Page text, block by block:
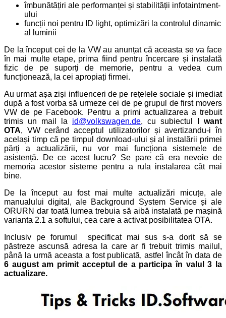
îmbunătățiri ale performanței și stabilității infotaintment-
ului
funcții noi pentru ID light, optimizări la controlul dinamic
al luminii
De la început cei de la VW au anunțat că aceasta se va face
în mai multe etape, prima fiind pentru încercare și instalată
fizic de pe suporți de memorie, pentru a vedea cum
funcționează, la cei apropiați firmei.
Au urmat așa ziși influenceri de pe rețelele sociale și imediat
după a fost vorba să urmeze cei de pe grupul de first movers
VW de pe Facebook. Pentru a primi actualizarea a trebuit
trimis un mail la id@volkswagen.de, cu subiectul
I want
OTA, VW cerând acceptul utilizatorilor și avertizandu-i în
același timp că pe timpul download-ului și al instalării primei
părți a actualizării, nu vor mai funcționa sistemele de
asistență. De ce acest lucru? Se pare că era nevoie de
memoria acestor sisteme pentru a rula instalarea cât mai
bine.
De la început au fost mai multe actualizări micuțe, ale
manualului digital, ale Background System Service și ale
ORURN dar toată lumea trebuia să aibă instalată pe mașină
varianta 2.1 a softului, cea care a activat posibilitatea OTA.
Inclusiv pe forumul specificat mai sus s-a dorit să se
păstreze ascunsă adresa la care ar fi trebuit trimis mailul,
până la urmă aceasta a fost publicată, astfel încât în data de
6 august am primit acceptul de a participa în valul 3 la
actualizare.